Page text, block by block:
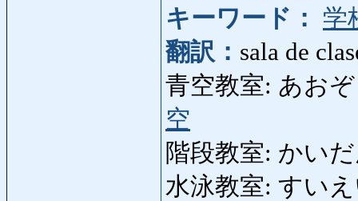
キーワード：
学
翻訳： sala de
青空教室: あお
空
階段教室: かい
水泳教室: すいえ